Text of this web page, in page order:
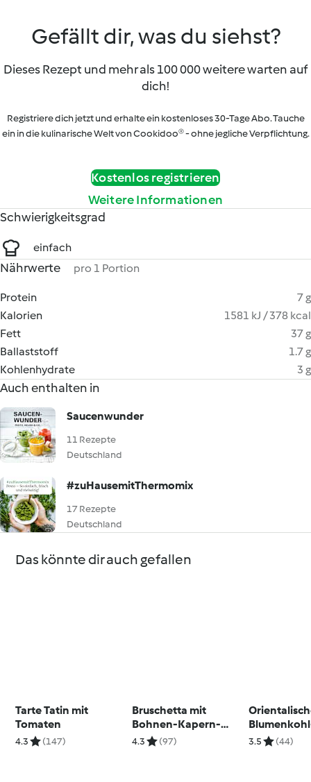
Gefällt dir, was du siehst?
Dieses Rezept und mehr als 100 000 weitere warten auf
dich!
Registriere dich jetzt und erhalte ein kostenloses 30-Tage Abo. Tauche
ein in die kulinarische Welt von Cookidoo® - ohne jegliche Verpflichtung.
Kostenlos registrieren
Weitere Informationen
Schwierigkeitsgrad
einfach
Nährwerte pro 1 Portion
Protein
7 g
Kalorien
1581 kJ / 378 kcal
Fett
37 g
Ballaststoff
1.7 g
Kohlenhydrate
3 g
Auch enthalten in
Saucenwunder
11 Rezepte
Deutschland
#zuHausemitThermomix
17 Rezepte
Deutschland
Das könnte dir auch gefallen
Tarte Tatin mit
Tomaten
4.3 (147)
Bruschetta mit
Bohnen-Kapern-
Creme
4.3 (97) 3.5 (44)